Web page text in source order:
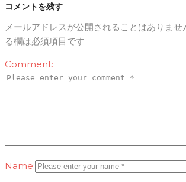
コメントを残す
メールアドレスが公開されることはありませ
る欄は必須項目です
Comment:
Name: